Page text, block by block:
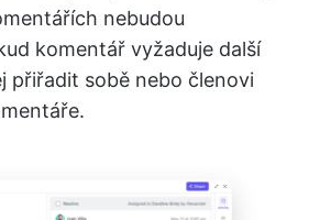
nebudou
komentář vyžaduje další
přiřadit sobě nebo členovi